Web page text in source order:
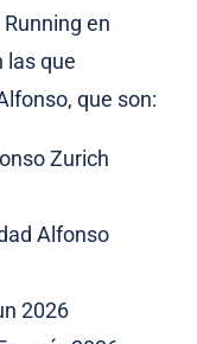
en
las que
que son:
Zurich
Alfonso
2026